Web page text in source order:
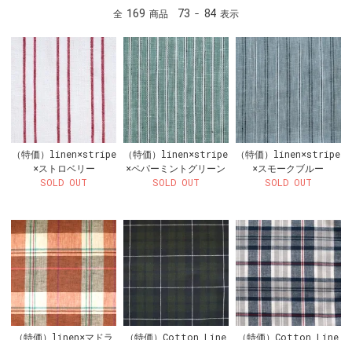
全 169 商品 73 - 84 表示
（特価）linen×stripe
×ストロベリー
SOLD OUT
（特価）linen×stripe
×ペパーミントグリーン
SOLD OUT
（特価）linen×stripe
×スモークブルー
SOLD OUT
（特価）linen×マドラ
（特価）Cotton Line
（特価）Cotton Line